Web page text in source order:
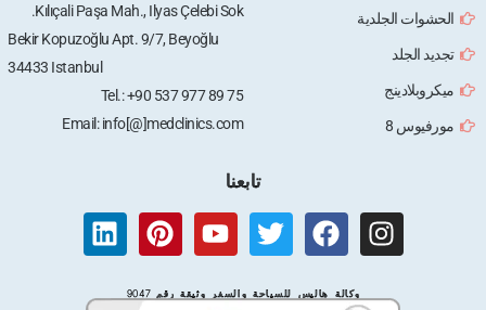
الحشوات الجلدية
تجديد الجلد
ميكروبلادينج
مورفيوس 8
Kılıçali Paşa Mah., Ilyas Çelebi Sok.
Bekir Kopuzoğlu Apt. 9/7, Beyoğlu
34433 Istanbul
Tel.: +90 537 977 89 75
Email: info[@]medclinics.com
تابعنا
I
n
F
a
T
w
Y
o
P
i
L
i
وكالة هاليس للسياحة والسفر وثيقة رقم 9047